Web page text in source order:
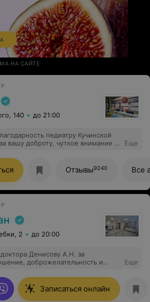
НА САЙТЕ
140 до 21:00
педиатру Кучинской
доброту, чуткое внимание к
не только лекарствами ,но и
вам за вашу доброту .
Еще
Отзывы9240 Все
2 до 20:00
Денисову А.Н. за
доброжелательность и
атмосферы
Еще
Записаться онлайн